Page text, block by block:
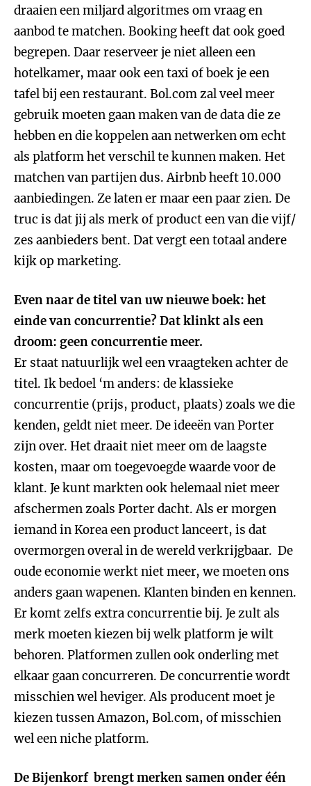
draaien een miljard algoritmes om vraag en
aanbod te matchen. Booking heeft dat ook goed
begrepen. Daar reserveer je niet alleen een
hotelkamer, maar ook een taxi of boek je een
tafel bij een restaurant. Bol.com zal veel meer
gebruik moeten gaan maken van de data die ze
hebben en die koppelen aan netwerken om echt
als platform het verschil te kunnen maken. Het
matchen van partijen dus. Airbnb heeft 10.000
aanbiedingen. Ze laten er maar een paar zien. De
truc is dat jij als merk of product een van die vijf/
zes aanbieders bent. Dat vergt een totaal andere
kijk op marketing.
Even naar de titel van uw nieuwe boek: het
einde van concurrentie? Dat klinkt als een
droom: geen concurrentie meer.
Er staat natuurlijk wel een vraagteken achter de
titel. Ik bedoel ‘m anders: de klassieke
concurrentie (prijs, product, plaats) zoals we die
kenden, geldt niet meer. De ideeën van Porter
zijn over. Het draait niet meer om de laagste
kosten, maar om toegevoegde waarde voor de
klant. Je kunt markten ook helemaal niet meer
afschermen zoals Porter dacht. Als er morgen
iemand in Korea een product lanceert, is dat
overmorgen overal in de wereld verkrijgbaar. De
oude economie werkt niet meer, we moeten ons
anders gaan wapenen. Klanten binden en kennen.
Er komt zelfs extra concurrentie bij. Je zult als
merk moeten kiezen bij welk platform je wilt
behoren. Platformen zullen ook onderling met
elkaar gaan concurreren. De concurrentie wordt
misschien wel heviger. Als producent moet je
kiezen tussen Amazon, Bol.com, of misschien
wel een niche platform.
De Bijenkorf brengt merken samen onder één